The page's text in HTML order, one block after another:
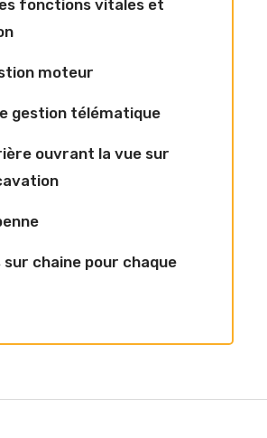
fonctions vitales et
moteur
gestion télématique
ouvrant la vue sur
chaine pour chaque